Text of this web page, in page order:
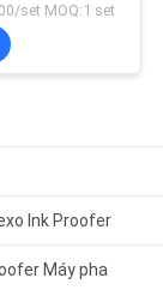
set MOQ:1 set
Ink Proofer
Máy pha